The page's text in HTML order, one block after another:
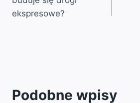
ekspresowe?
Podobne wpisy